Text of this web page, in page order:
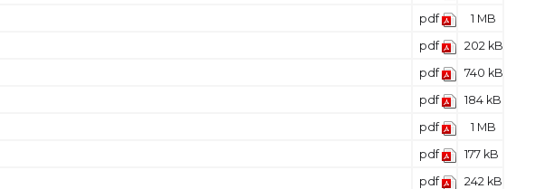
pdf 1 MB
pdf 202 kB
pdf 740 kB
pdf 184 kB
pdf 1 MB
pdf 177 kB
pdf 242 kB